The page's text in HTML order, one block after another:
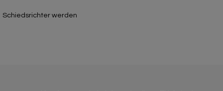
Schiedsrichter werden